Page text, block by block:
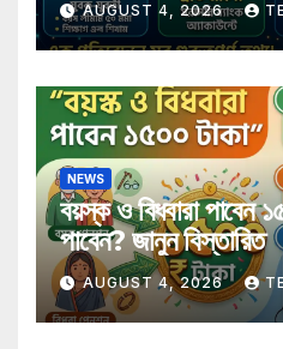
AUGUST 4, 2026
NEWS
বয়স্ক ও বিধবারা পাবেন
পাবেন? জানুন বিস্তারিত
AUGUST 4, 2026